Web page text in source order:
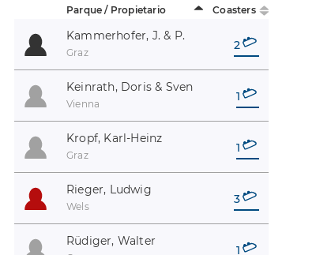
Parque / Propietario Coasters
Kammerhofer, J. & P.
Graz
2
Keinrath, Doris & Sven
Vienna
1
Kropf, Karl-Heinz
Graz
1
Rieger, Ludwig
Wels
3
Rüdiger, Walter
1